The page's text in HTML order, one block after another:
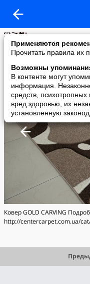
Применяются
Прочитать правила их
Возможны
В контенте могут
информация.
средств,
вред здоровью, их
установленную
Center Carpet -
added a photo
25 Aug в 15:22
Ковер GOLD CARVING
http://centercarpet.com.ua/